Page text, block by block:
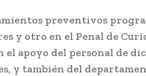
preventivos
y otro en el Penal de
apoyo del personal de
y también del